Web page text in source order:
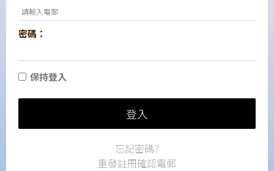
密碼：
保持登入
登入
忘記密碼?
重發註冊確認電郵